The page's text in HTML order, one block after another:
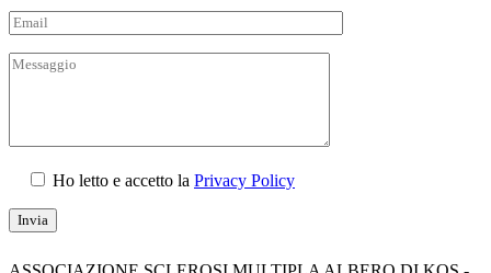
Ho letto e accetto la Privacy Policy